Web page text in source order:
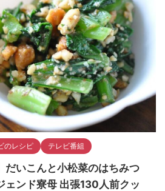
のレシピ テレビ番組
だいこんと小松菜のはちみつ
ェンド寮母 出張130人前クッ